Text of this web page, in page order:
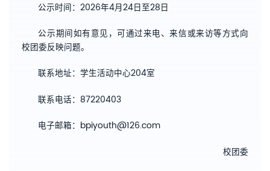
公示时间：2026年4月24日至28日
公示期间如有意见，可通过来电、来信或来访等方式向
校团委反映问题。
联系地址：学生活动中心204室
联系电话：87220403
电子邮箱：bpiyouth@126.com
校团委